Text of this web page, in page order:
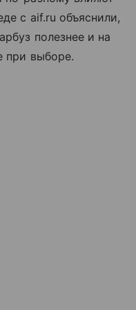
с aif.ru объяснили,
полезнее и на
при выборе.